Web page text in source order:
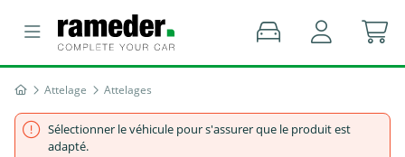
Attelage Attelages
Sélectionner le véhicule pour s'assurer que le produit est
adapté.